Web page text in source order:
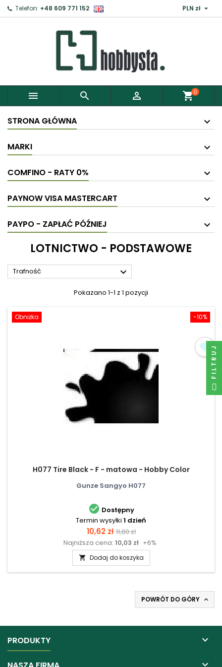
Telefon: +48 609 771 152 PLN zł 
   shopping_cart0
STRONA GŁÓWNA
MARKI
COMFINO - RATY 0%
PAYNOW VISA MASTERCART
PAYPO - ZAPŁAĆ PÓŹNIEJ
LOTNICTWO - PODSTAWOWE
Trafność 
Pokazano 1-1 z 1 pozycji
-10%
Obniżka
H077 Tire Black - F - matowa - Hobby Color
Gunze Sangyo H077
 Dostępny
Termin wysyłki 1 dzień
Cena
10,62 zł Cena
podstawowa
11,80 zł
Najniższa cena: 10,03 zł +6%
 Dodaj do koszyka
POWRÓT DO GÓRY 
PRODUKTY 

Zaloguj ×
Aby zapisać produkty do Schowka, musisz się
Anuluj Zaloguj
FILTRUJ